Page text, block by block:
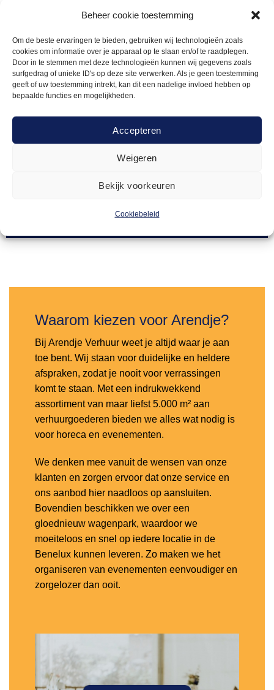
Beheer cookie toestemming
Om de beste ervaringen te bieden, gebruiken wij technologieën zoals
cookies om informatie over je apparaat op te slaan en/of te raadplegen.
Door in te stemmen met deze technologieën kunnen wij gegevens zoals
surfgedrag of unieke ID's op deze site verwerken. Als je geen toestemming
geeft of uw toestemming intrekt, kan dit een nadelige invloed hebben op
bepaalde functies en mogelijkheden.
Accepteren
Weigeren
Bekijk voorkeuren
Cookiebeleid
Waarom kiezen voor Arendje?
Bij Arendje Verhuur weet je altijd waar je aan
toe bent. Wij staan voor duidelijke en heldere
afspraken, zodat je nooit voor verrassingen
komt te staan. Met een indrukwekkend
assortiment van maar liefst 5.000 m² aan
verhuurgoederen bieden we alles wat nodig is
voor horeca en evenementen.
We denken mee vanuit de wensen van onze
klanten en zorgen ervoor dat onze service en
ons aanbod hier naadloos op aansluiten.
Bovendien beschikken we over een
gloednieuw wagenpark, waardoor we
moeiteloos en snel op iedere locatie in de
Benelux kunnen leveren. Zo maken we het
organiseren van evenementen eenvoudiger en
zorgelozer dan ooit.